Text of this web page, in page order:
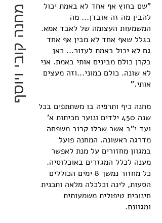
מחנה קובי ויוסף
"שם בחוץ אף אחד לא באמת יכול
להבין מה זה אובדן... מה
המשמעות העצומה של לאבד אמא.
בגלל שאף אחד לא מבין אף אחד
גם לא יכול באמת לעזור... כאן
בקרן כולם מבינים אותי באמת. אני
לא שונה. כולם כמוני...וזה מעצים
אותי."
מחנה כיף ותרפיה בו משתתפים בכל
שנה 450 ילדים ונוער מכיתות א'
ועד י"ב אשר שכלו קרוב משפחה
מדרגה ראשונה. המחנה פועל
במגוון מחזורים על מנת לאפשר
מענה לכלל המגזרים באוכלוסיה.
כל מחזור נמשך 8 ימים הכוללים
הסעות, לינה וכלכלה מלאה ותכנית
חינוכית טיפולית משמעותית
ומגוונת.